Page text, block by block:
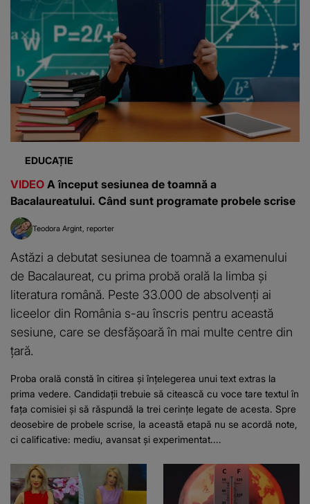
EDUCAȚIE
VIDEO A început sesiunea de toamnă a
Bacalaureatului. Când sunt programate probele scrise
Teodora Argint reporter
Astăzi a debutat sesiunea de toamnă a examenului
de Bacalaureat, cu prima probă orală la limba și
literatura română. Peste 33.000 de absolvenți ai
liceelor din România s-au înscris pentru această
sesiune, care se desfășoară în mai multe centre din
țară.
Proba orală constă în citirea și înțelegerea unui text extras la
prima vedere. Candidații trebuie să citească cu voce tare textul în
fața comisiei și să răspundă la trei cerințe legate de acesta. Spre
deosebire de probele scrise, la această etapă nu se acordă note,
ci calificative: mediu, avansat și experimentat....